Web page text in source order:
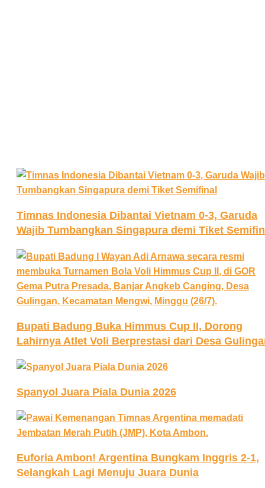
Timnas Indonesia Dibantai Vietnam 0-3, Garuda
Wajib Tumbangkan Singapura demi Tiket
Bupati Badung Buka Himmus Cup II, Dorong
Lahirnya Atlet Voli Berprestasi dari Desa
Spanyol Juara Piala Dunia 2026
Euforia Ambon! Argentina Bungkam Inggris 2-1,
Selangkah Lagi Menuju Juara Dunia